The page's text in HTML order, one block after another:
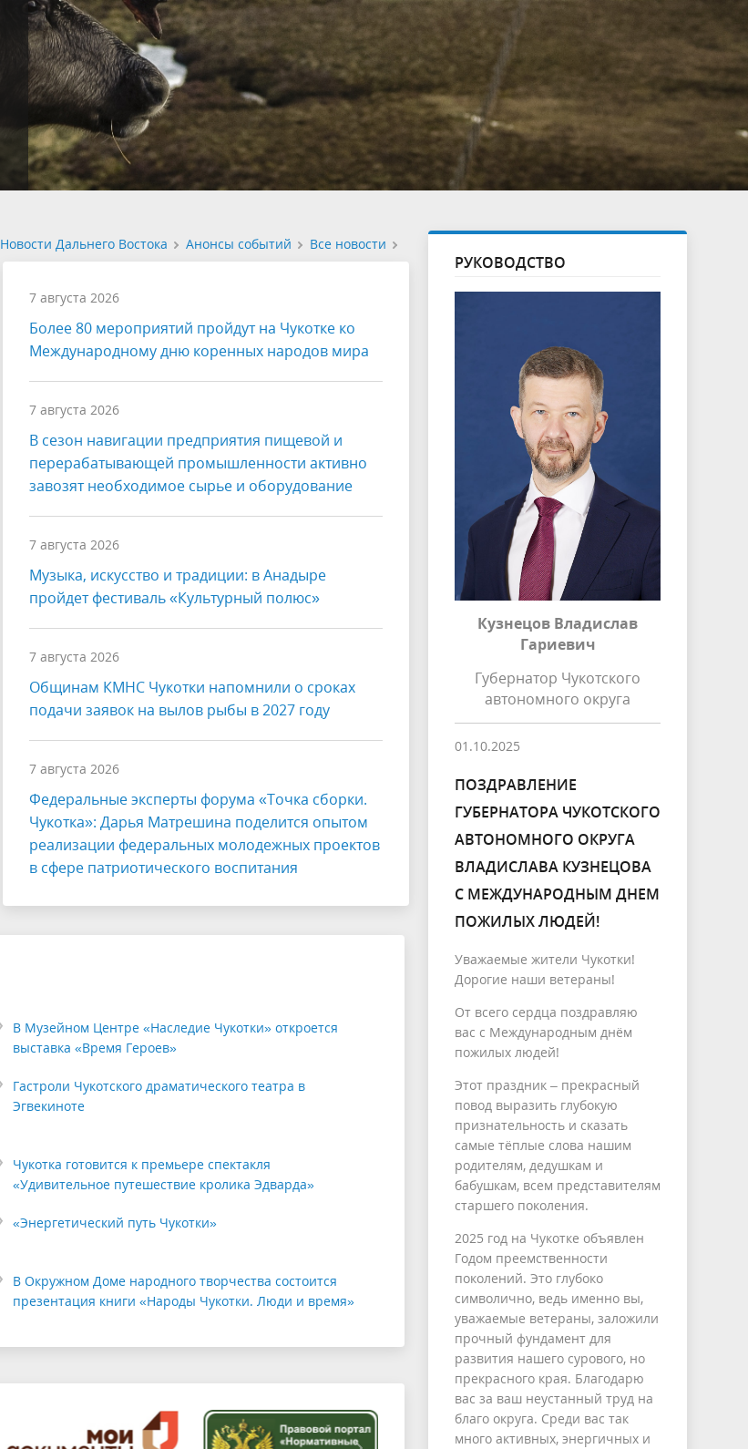
Все новости
Анонсы событий
Новости Дальнего Востока
7 августа 2026
Более 80 мероприятий пройдут на Чукотке ко
Международному дню коренных народов мира
7 августа 2026
В сезон навигации предприятия пищевой и
перерабатывающей промышленности активно
завозят необходимое сырье и оборудование
7 августа 2026
Музыка, искусство и традиции: в Анадыре
пройдет фестиваль «Культурный полюс»
7 августа 2026
Общинам КМНС Чукотки напомнили о сроках
подачи заявок на вылов рыбы в 2027 году
7 августа 2026
Федеральные эксперты форума «Точка сборки.
Чукотка»: Дарья Матрешина поделится опытом
реализации федеральных молодежных проектов
в сфере патриотического воспитания
В Музейном Центре «Наследие Чукотки» откроется
выставка «Время Героев»
Гастроли Чукотского драматического театра в
Эгвекиноте
Чукотка готовится к премьере спектакля
«Удивительное путешествие кролика Эдварда»
«Энергетический путь Чукотки»
В Окружном Доме народного творчества состоится
презентация книги «Народы Чукотки. Люди и время»
РУКОВОДСТВО
Кузнецов Владислав
Гариевич
Губернатор Чукотского
автономного округа
01.10.2025
ПОЗДРАВЛЕНИЕ
ГУБЕРНАТОРА ЧУКОТСКОГО
АВТОНОМНОГО ОКРУГА
ВЛАДИСЛАВА КУЗНЕЦОВА
С МЕЖДУНАРОДНЫМ ДНЕМ
ПОЖИЛЫХ ЛЮДЕЙ!
Уважаемые жители Чукотки!
Дорогие наши ветераны!
От всего сердца поздравляю
вас с Международным днём
пожилых людей!
Этот праздник – прекрасный
повод выразить глубокую
признательность и сказать
самые тёплые слова нашим
родителям, дедушкам и
бабушкам, всем представителям
старшего поколения.
2025 год на Чукотке объявлен
Годом преемственности
поколений. Это глубоко
символично, ведь именно вы,
уважаемые ветераны, заложили
прочный фундамент для
развития нашего сурового, но
прекрасного края. Благодарю
вас за ваш неустанный труд на
благо округа. Среди вас так
много активных, энергичных и